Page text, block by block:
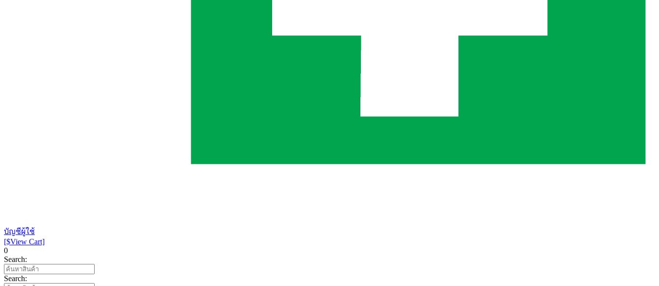
บัญชีผู้ใช้
[$View Cart]
0
Search:
Search: